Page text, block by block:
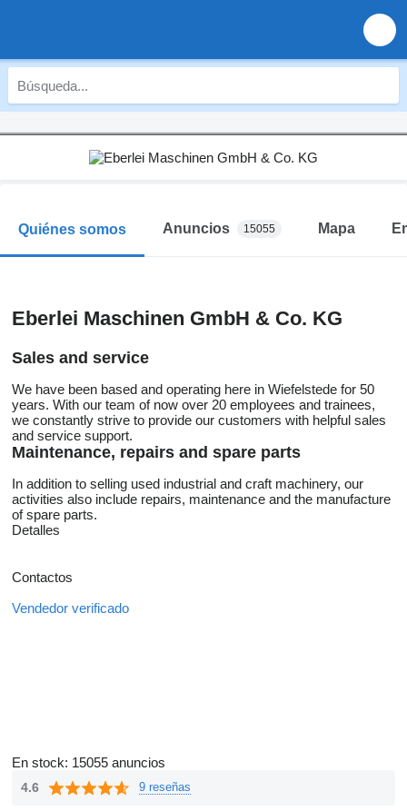
Quiénes somos Anuncios 15055 Mapa
Eberlei Maschinen GmbH & Co. KG
Sales and service
We have been based and operating here in Wiefelstede for 50
years. With our team of now over 20 employees and trainees,
we constantly strive to provide our customers with helpful sales
and service support.
Maintenance, repairs and spare parts
In addition to selling used industrial and craft machinery, our
activities also include repairs, maintenance and the manufacture
of spare parts.
Detalles
Contactos
Vendedor verificado
En stock: 15055 anuncios
4.6 9 reseñas